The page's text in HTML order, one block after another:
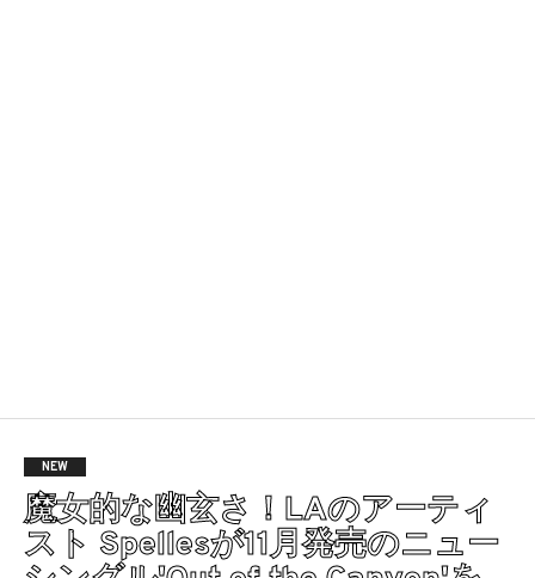
NEW
魔女的な幽玄さ！LAのアーティ
スト Spellesが11月発売のニュー